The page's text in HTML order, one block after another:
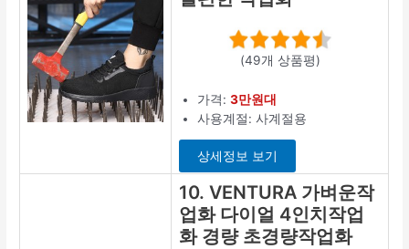
(49개 상품평)
가격:3만원대
사용계절: 사계절용
상세정보 보기
10. VENTURA 가벼운작
업화 다이얼 4인치작업
화 경량 초경량작업화